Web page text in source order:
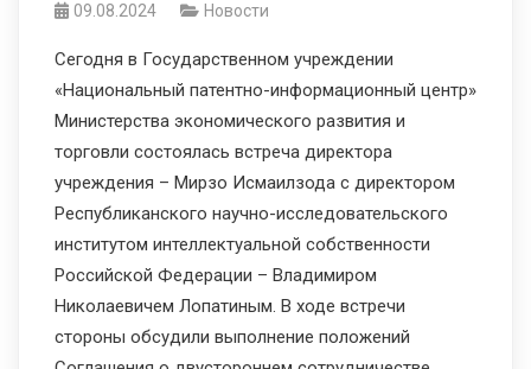
09.08.2024 Новости
Сегодня в Государственном учреждении
«Национальный патентно-информационный центр»
Министерства экономического развития и
торговли состоялась встреча директора
учреждения – Мирзо Исмаилзода с директором
Республиканского научно-исследовательского
институтом интеллектуальной собственности
Российской Федерации – Владимиром
Николаевичем Лопатиным. В ходе встречи
стороны обсудили выполнение положений